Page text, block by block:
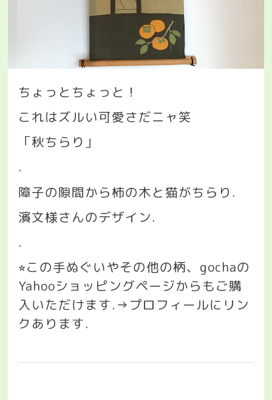
ちょっとちょっと！
これはズルい可愛さだニャ笑
「秋ちらり」
.
障子の隙間から柿の木と猫がちらり .
濱文様さんのデザイン.
.
⭐︎この手ぬぐいやその他の柄、 gochaの
Yahooショッピングページからもご購
入いただけます.→ プロフィールにリン
クあります.